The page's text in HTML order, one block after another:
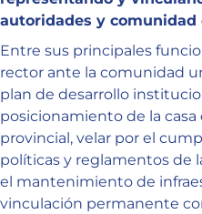
autoridades y comunidad
Entre sus principales
rector ante la comunidad
plan de desarrollo
posicionamiento de la
provincial, velar por el
políticas y reglamentos de
el mantenimiento de
vinculación permanente